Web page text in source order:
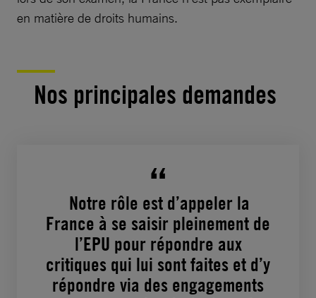
en matière de droits humains.
Nos principales demandes
Notre rôle est d’appeler la
France à se saisir pleinement de
l’EPU pour répondre aux
critiques qui lui sont faites et d’y
répondre via des engagements